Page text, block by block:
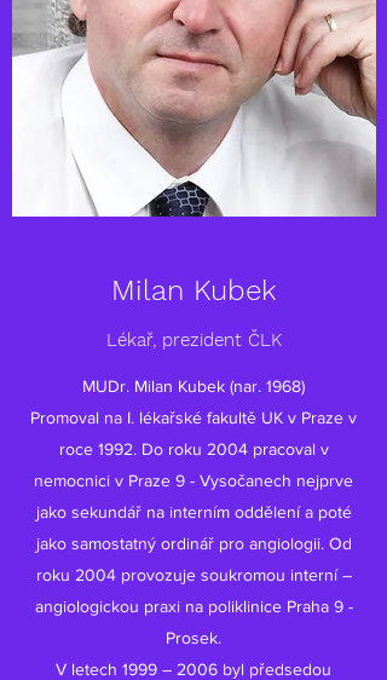
Milan Kubek
Lékař, prezident ČLK
MUDr. Milan Kubek (nar. 1968)
Promoval na I. lékařské fakultě UK v Praze v
roce 1992. Do roku 2004 pracoval v
nemocnici v Praze 9 - Vysočanech nejprve
jako sekundář na interním oddělení a poté
jako samostatný ordinář pro angiologii. Od
roku 2004 provozuje soukromou interní –
angiologickou praxi na poliklinice Praha 9 -
Prosek.
V letech 1999 – 2006 byl předsedou